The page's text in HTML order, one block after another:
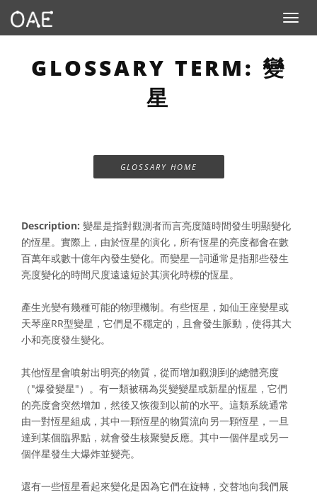
Toggle
GLOSSARY TERM: 變
星
GLOSSARY HOME
Description: 變星是指對觀測者而言亮度隨時間發生明顯變化
的恆星。實際上，由於恆星的演化，所有恆星的亮度都會在數
百萬年或數十億年內發生變化。而變星一詞通常是指那些發生
亮度變化的時間尺度遠遠短於其演化時標的恆星。
產生光變有幾種可能的物理機制。有些恆星，如仙王座變星或
天琴座RR型變星，它們是不穩定的，且會發生脈動，使得其大
小和亮度發生變化。
其他恆星會噴射出明亮的物質，從而增加觀測到的總體亮度
（"爆發變星"）。有一類被稱為災變變星或新星的恆星，它們
的亮度會突然增加，然後又恢復到以前的水平。這類系統通常
由一對恆星組成，其中一顆恆星的物質流向另一顆恆星，一旦
達到某個臨界點，就會發生核聚變反應。其中一個伴星或另一
個伴星發生大爆炸並變亮。
還有一些恆星看起來變化是因為它們在旋轉，交替地向我們展